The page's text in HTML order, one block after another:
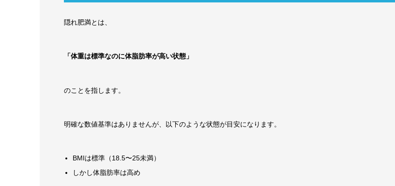
隠れ肥満とは、
「体重は標準なのに体脂肪率が高い状態」
のことを指します。
明確な数値基準はありませんが、以下のような状態が目安になります。
BMIは標準（18.5〜25未満）
しかし体脂肪率は高め